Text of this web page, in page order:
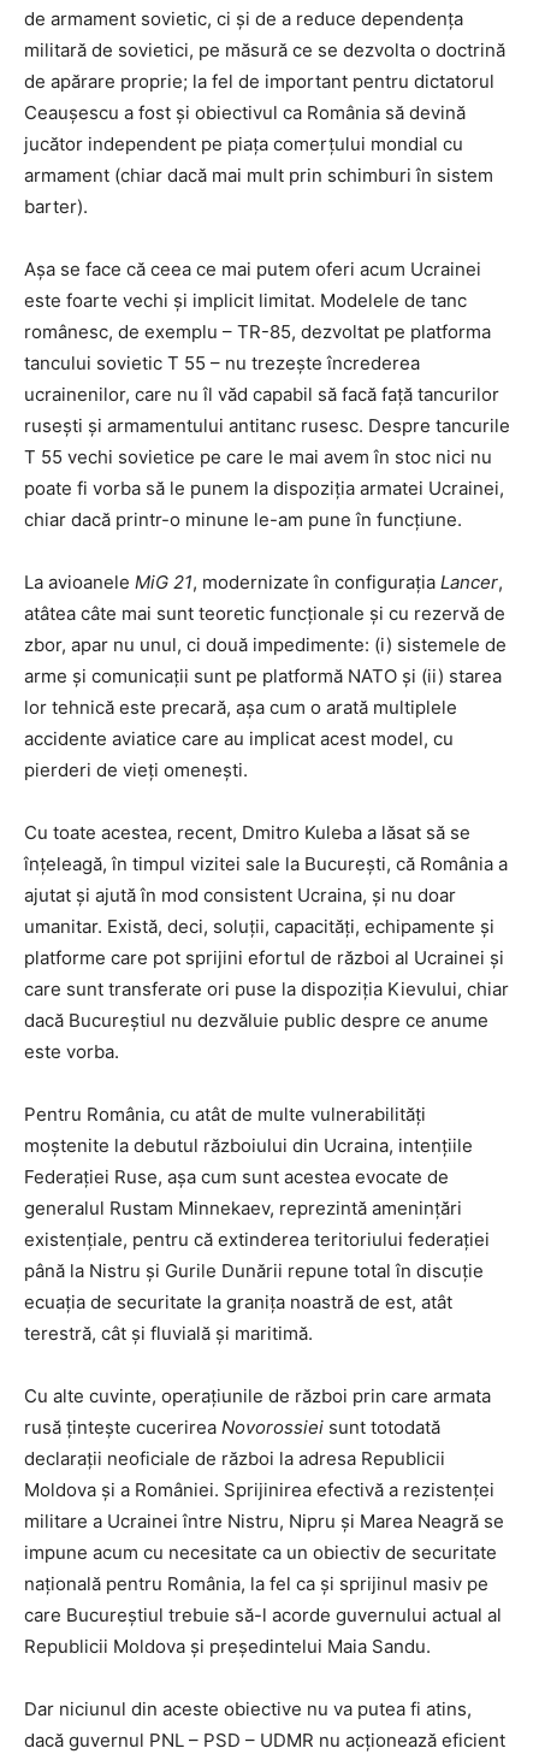
de armament sovietic, ci și de a reduce dependența
militară de sovietici, pe măsură ce se dezvolta o doctrină
de apărare proprie; la fel de important pentru dictatorul
Ceaușescu a fost și obiectivul ca România să devină
jucător independent pe piața comerțului mondial cu
armament (chiar dacă mai mult prin schimburi în sistem
barter).
Așa se face că ceea ce mai putem oferi acum Ucrainei
este foarte vechi și implicit limitat. Modelele de tanc
românesc, de exemplu – TR-85, dezvoltat pe platforma
tancului sovietic T 55 – nu trezește încrederea
ucrainenilor, care nu îl văd capabil să facă față tancurilor
rusești și armamentului antitanc rusesc. Despre tancurile
T 55 vechi sovietice pe care le mai avem în stoc nici nu
poate fi vorba să le punem la dispoziția armatei Ucrainei,
chiar dacă printr-o minune le-am pune în funcțiune.
La avioanele MiG 21, modernizate în configurația Lancer,
atâtea câte mai sunt teoretic funcționale și cu rezervă de
zbor, apar nu unul, ci două impedimente: (i) sistemele de
arme și comunicații sunt pe platformă NATO și (ii) starea
lor tehnică este precară, așa cum o arată multiplele
accidente aviatice care au implicat acest model, cu
pierderi de vieți omenești.
Cu toate acestea, recent, Dmitro Kuleba a lăsat să se
înțeleagă, în timpul vizitei sale la București, că România a
ajutat și ajută în mod consistent Ucraina, și nu doar
umanitar. Există, deci, soluții, capacități, echipamente și
platforme care pot sprijini efortul de război al Ucrainei și
care sunt transferate ori puse la dispoziția Kievului, chiar
dacă Bucureștiul nu dezvăluie public despre ce anume
este vorba.
Pentru România, cu atât de multe vulnerabilități
moștenite la debutul războiului din Ucraina, intențiile
Federației Ruse, așa cum sunt acestea evocate de
generalul Rustam Minnekaev, reprezintă amenințări
existențiale, pentru că extinderea teritoriului federației
până la Nistru și Gurile Dunării repune total în discuție
ecuația de securitate la granița noastră de est, atât
terestră, cât și fluvială și maritimă.
Cu alte cuvinte, operațiunile de război prin care armata
rusă țintește cucerirea Novorossiei sunt totodată
declarații neoficiale de război la adresa Republicii
Moldova și a României. Sprijinirea efectivă a rezistenței
militare a Ucrainei între Nistru, Nipru și Marea Neagră se
impune acum cu necesitate ca un obiectiv de securitate
națională pentru România, la fel ca și sprijinul masiv pe
care Bucureștiul trebuie să-l acorde guvernului actual al
Republicii Moldova și președintelui Maia Sandu.
Dar niciunul din aceste obiective nu va putea fi atins,
dacă guvernul PNL – PSD – UDMR nu acționează eficient